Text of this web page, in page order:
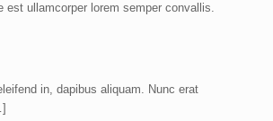
ullamcorper lorem semper convallis.
in, dapibus aliquam. Nunc erat